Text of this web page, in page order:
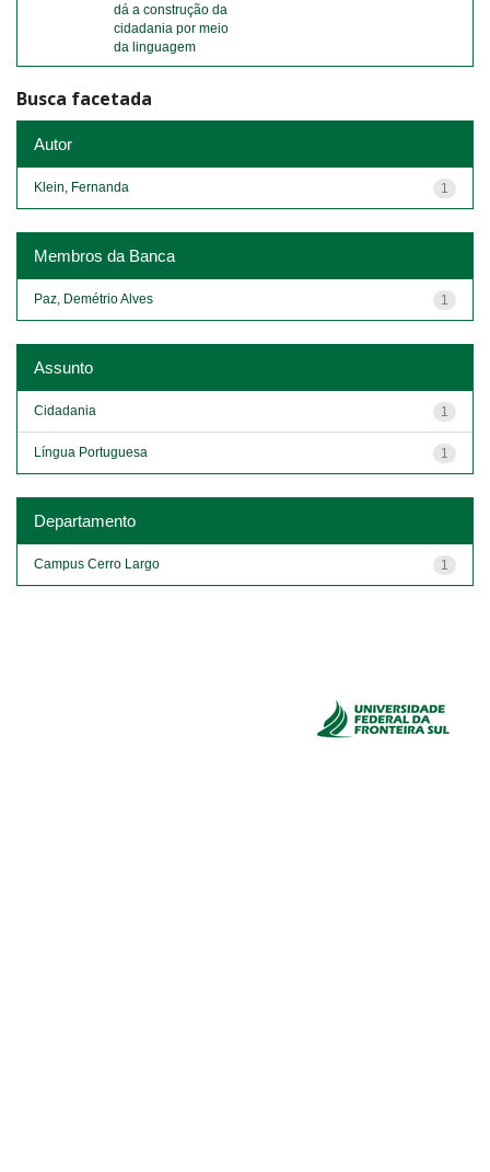
dá a construção da
cidadania por meio
da linguagem
Busca facetada
Autor
1
Klein, Fernanda
Membros da Banca
1
Paz, Demétrio Alves
Assunto
1
Cidadania
1
Língua Portuguesa
Departamento
1
Campus Cerro Largo